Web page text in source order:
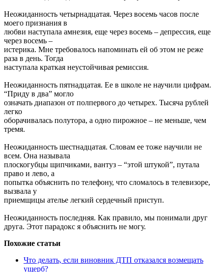
Неожиданность четырнадцатая. Через восемь часов после
моего признания в
любви наступала амнезия, еще через восемь – депрессия, еще
через восемь –
истерика. Мне требовалось напоминать ей об этом не реже
раза в день. Тогда
наступала краткая неустойчивая ремиссия.
Неожиданность пятнадцатая. Ее в школе не научили цифрам.
“Приду в два” могло
означать диапазон от полпервого до четырех. Тысяча рублей
легко
оборачивалась полутора, а одно пирожное – не меньше, чем
тремя.
Неожиданность шестнадцатая. Словам ее тоже научили не
всем. Она называла
плоскогубцы щипчиками, вантуз – “этой штукой”, путала
право и лево, а
попытка объяснить по телефону, что сломалось в телевизоре,
вызвала у
приемщицы ателье легкий сердечный приступ.
Неожиданность последняя. Как правило, мы понимали друг
друга. Этот парадокс я объяснить не могу.
Похожие статьи
Что делать, если виновник ДТП отказался возмещать
ущерб?